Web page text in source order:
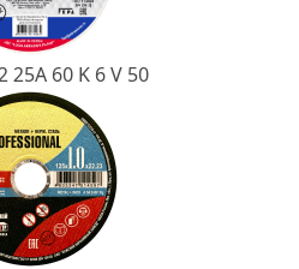
25А 60 K 6 V 50